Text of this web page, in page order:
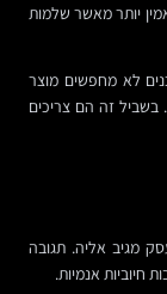
4.2, 4.5 או 4.7 — מרגיש אמין יותר מאשר שלמות
לא מחפשים מוצר
זה הם צריכים
מגיב אליה. תגובה
חיוביות אנמיות.